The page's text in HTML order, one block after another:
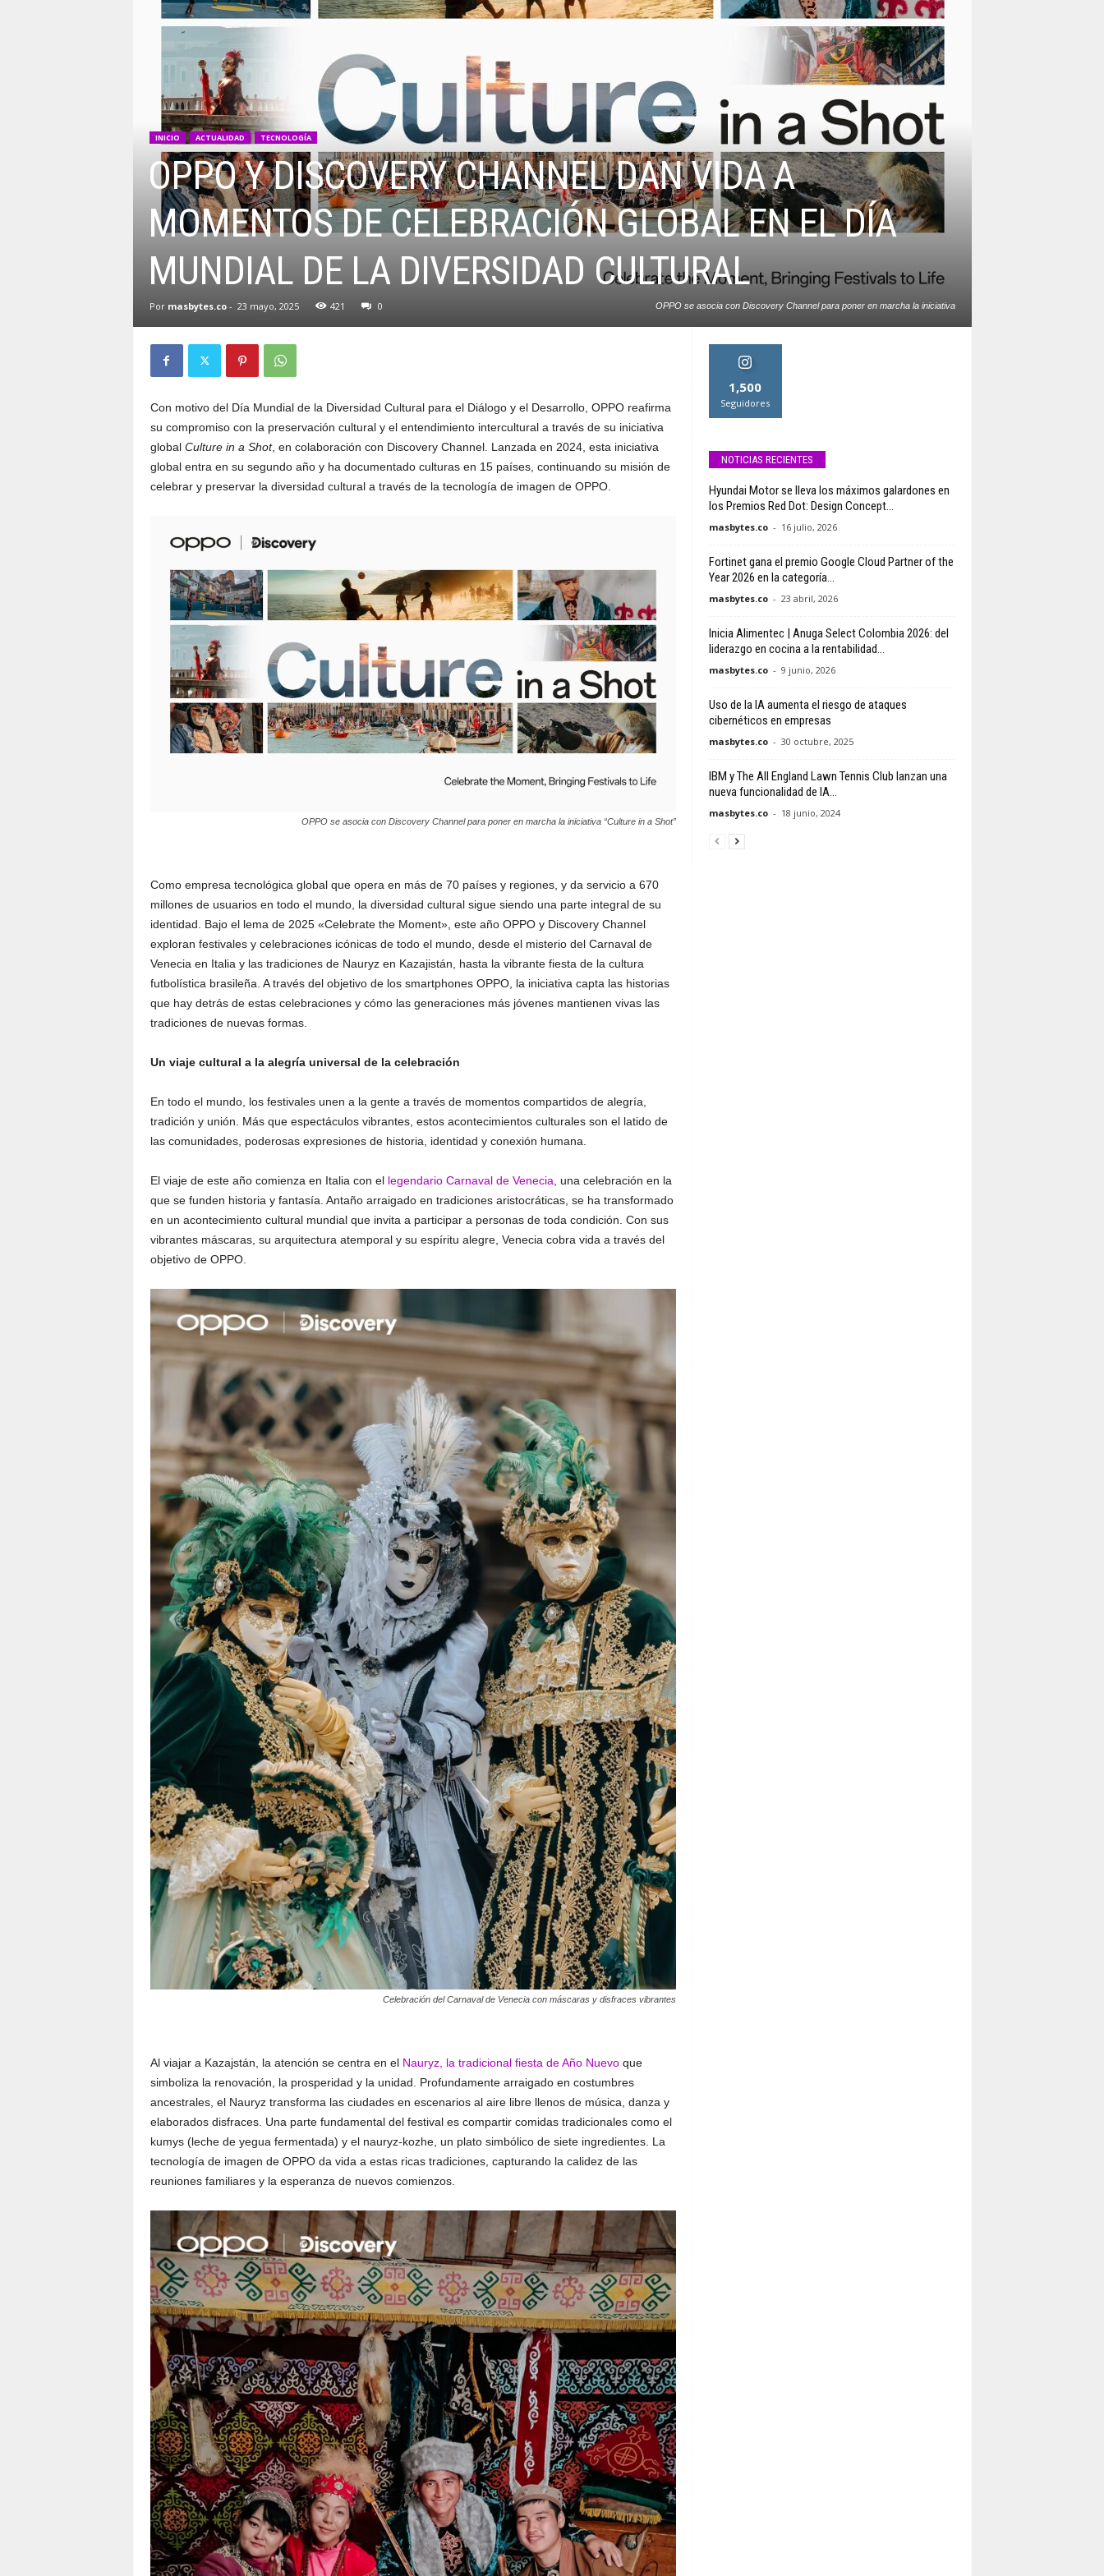
OPPO se asocia con Discovery Channel para poner en marcha la iniciativa
INICIO ACTUALIDAD TECNOLOGÍA
OPPO Y DISCOVERY CHANNEL DAN VIDA A
MOMENTOS DE CELEBRACIÓN GLOBAL EN EL DÍA
MUNDIAL DE LA DIVERSIDAD CULTURAL
Por masbytes.co- 23 mayo, 2025 421 0
Con motivo del Día Mundial de la Diversidad Cultural para el Diálogo y el Desarrollo, OPPO reafirma
su compromiso con la preservación cultural y el entendimiento intercultural a través de su iniciativa
global Culture in a Shot, en colaboración con Discovery Channel. Lanzada en 2024, esta iniciativa
global entra en su segundo año y ha documentado culturas en 15 países, continuando su misión de
celebrar y preservar la diversidad cultural a través de la tecnología de imagen de OPPO.
OPPO se asocia con Discovery Channel para poner en marcha la iniciativa “Culture in a Shot”
Como empresa tecnológica global que opera en más de 70 países y regiones, y da servicio a 670
millones de usuarios en todo el mundo, la diversidad cultural sigue siendo una parte integral de su
identidad. Bajo el lema de 2025 «Celebrate the Moment», este año OPPO y Discovery Channel
exploran festivales y celebraciones icónicas de todo el mundo, desde el misterio del Carnaval de
Venecia en Italia y las tradiciones de Nauryz en Kazajistán, hasta la vibrante fiesta de la cultura
futbolística brasileña. A través del objetivo de los smartphones OPPO, la iniciativa capta las historias
que hay detrás de estas celebraciones y cómo las generaciones más jóvenes mantienen vivas las
tradiciones de nuevas formas.
Un viaje cultural a la alegría universal de la celebración
En todo el mundo, los festivales unen a la gente a través de momentos compartidos de alegría,
tradición y unión. Más que espectáculos vibrantes, estos acontecimientos culturales son el latido de
las comunidades, poderosas expresiones de historia, identidad y conexión humana.
El viaje de este año comienza en Italia con ellegendario Carnaval de Venecia , una celebración en la
que se funden historia y fantasía. Antaño arraigado en tradiciones aristocráticas, se ha transformado
en un acontecimiento cultural mundial que invita a participar a personas de toda condición. Con sus
vibrantes máscaras, su arquitectura atemporal y su espíritu alegre, Venecia cobra vida a través del
objetivo de OPPO.
Celebración del Carnaval de Venecia con máscaras y disfraces vibrantes
Al viajar a Kazajstán, la atención se centra en elNauryz, la tradicional fiesta de Año Nuevo que
simboliza la renovación, la prosperidad y la unidad. Profundamente arraigado en costumbres
ancestrales, el Nauryz transforma las ciudades en escenarios al aire libre llenos de música, danza y
elaborados disfraces. Una parte fundamental del festival es compartir comidas tradicionales como el
kumys (leche de yegua fermentada) y el nauryz-kozhe, un plato simbólico de siete ingredientes. La
tecnología de imagen de OPPO da vida a estas ricas tradiciones, capturando la calidez de las
reuniones familiares y la esperanza de nuevos comienzos.
1,500
Seguidores
NOTICIAS RECIENTES
Hyundai Motor se lleva los máximos galardones en
los Premios Red Dot: Design Concept...
masbytes.co - 16 julio, 2026
Fortinet gana el premio Google Cloud Partner of the
Year 2026 en la categoría...
masbytes.co - 23 abril, 2026
Inicia Alimentec | Anuga Select Colombia 2026: del
liderazgo en cocina a la rentabilidad...
masbytes.co - 9 junio, 2026
Uso de la IA aumenta el riesgo de ataques
cibernéticos en empresas
masbytes.co - 30 octubre, 2025
IBM y The All England Lawn Tennis Club lanzan una
nueva funcionalidad de IA...
masbytes.co - 18 junio, 2024